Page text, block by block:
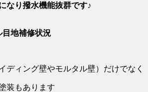
なり撥水機能抜群です♪
地補修状況
ディング壁やモルタル壁）だけでなく
装もあります